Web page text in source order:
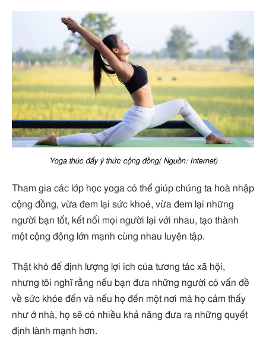
Yoga thúc đẩy ý thức cộng đồng( Nguồn: Internet)
Tham gia các lớp học yoga có thể giúp chúng ta hoà nhập
cộng đồng, vừa đem lại sức khoẻ, vừa đem lại những
người bạn tốt, kết nối mọi người lại với nhau, tạo thành
một cộng động lớn mạnh cùng nhau luyện tập.
Thật khó để định lượng lợi ích của tương tác xã hội,
nhưng tôi nghĩ rằng nếu bạn đưa những người có vấn đề
về sức khỏe đến và nếu họ đến một nơi mà họ cảm thấy
như ở nhà, họ sẽ có nhiều khả năng đưa ra những quyết
định lành mạnh hơn.